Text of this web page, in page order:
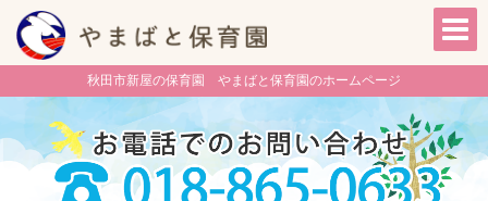
秋田市新屋の保育園 やまばと保育園のホームページ